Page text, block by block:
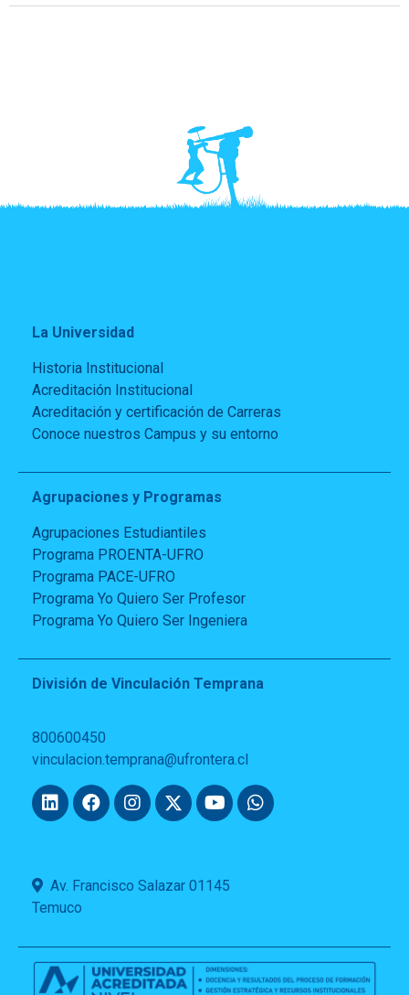
La Universidad
Historia Institucional
Acreditación Institucional
Acreditación y certificación de Carreras
Conoce nuestros Campus y su entorno
Agrupaciones y Programas
Agrupaciones Estudiantiles
Programa PROENTA-UFRO
Programa PACE-UFRO
Programa Yo Quiero Ser Profesor
Programa Yo Quiero Ser Ingeniera
División de Vinculación Temprana
800600450
vinculacion.temprana@ufrontera.cl
Av. Francisco Salazar 01145
Temuco